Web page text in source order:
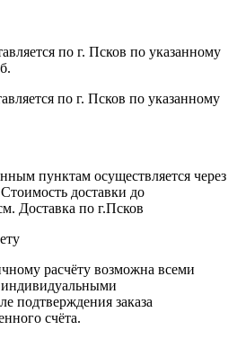
по г. Псков по указанному
по г. Псков по указанному
пунктам осуществляется через
доставки до
Доставка по г.Псков
расчёту возможна всеми
подтверждения заказа
счёта.